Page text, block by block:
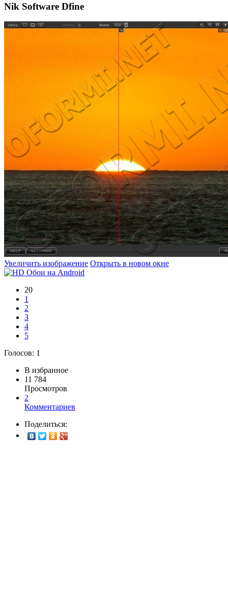
Nik Software Dfine
Увеличить изображение Открыть в новом окне
20
1
2
3
4
5
Голосов: 1
В избранное
11 784
Просмотров
2
Комментариев
Поделиться: